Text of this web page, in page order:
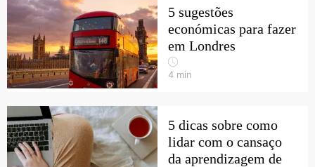
5 sugestões
económicas para fazer
em Londres
4 min
5 dicas sobre como
lidar com o cansaço
da aprendizagem de